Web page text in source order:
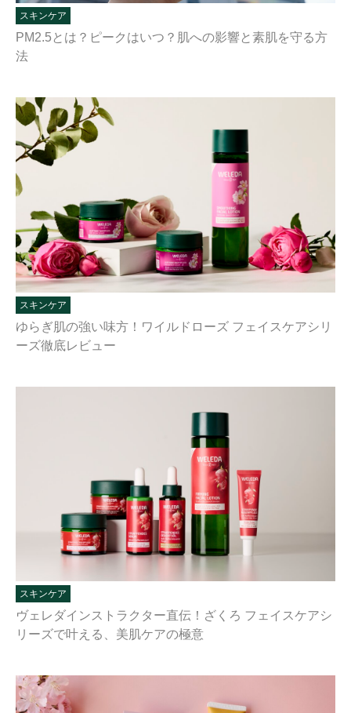
スキンケア
PM2.5とは？ピークはいつ？肌への影響と素肌を守る方
法
スキンケア
ゆらぎ肌の強い味方！ワイルドローズ フェイスケアシリ
ーズ徹底レビュー
スキンケア
ヴェレダインストラクター直伝！ざくろ フェイスケアシ
リーズで叶える、美肌ケアの極意